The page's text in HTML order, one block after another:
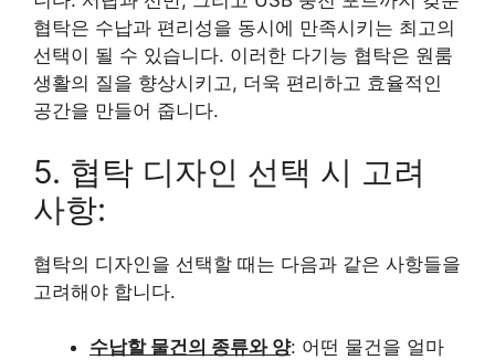
협탁은 수납과 편리성을 동시에 만족시키는 최고의
선택이 될 수 있습니다. 이러한 다기능 협탁은 원룸
생활의 질을 향상시키고, 더욱 편리하고 효율적인
공간을 만들어 줍니다.
5. 협탁 디자인 선택 시 고려
사항:
협탁의 디자인을 선택할 때는 다음과 같은 사항들을
고려해야 합니다.
수납할 물건의 종류와 양: 어떤 물건을 얼마